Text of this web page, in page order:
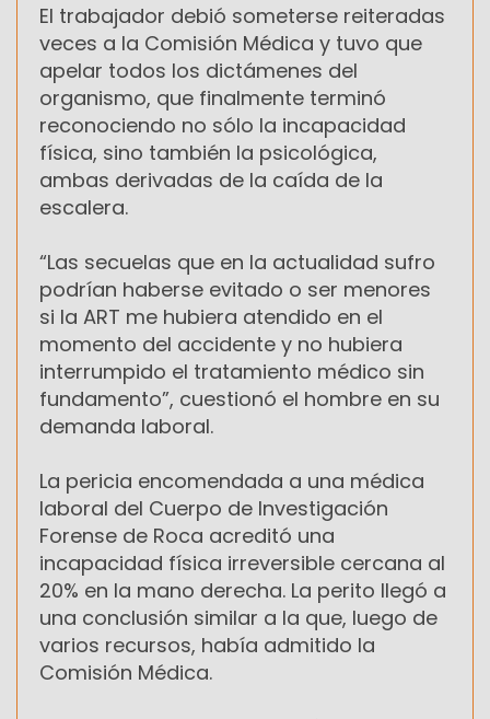
El trabajador debió someterse reiteradas
veces a la Comisión Médica y tuvo que
apelar todos los dictámenes del
organismo, que finalmente terminó
reconociendo no sólo la incapacidad
física, sino también la psicológica,
ambas derivadas de la caída de la
escalera.
“Las secuelas que en la actualidad sufro
podrían haberse evitado o ser menores
si la ART me hubiera atendido en el
momento del accidente y no hubiera
interrumpido el tratamiento médico sin
fundamento”, cuestionó el hombre en su
demanda laboral.
La pericia encomendada a una médica
laboral del Cuerpo de Investigación
Forense de Roca acreditó una
incapacidad física irreversible cercana al
20% en la mano derecha. La perito llegó a
una conclusión similar a la que, luego de
varios recursos, había admitido la
Comisión Médica.